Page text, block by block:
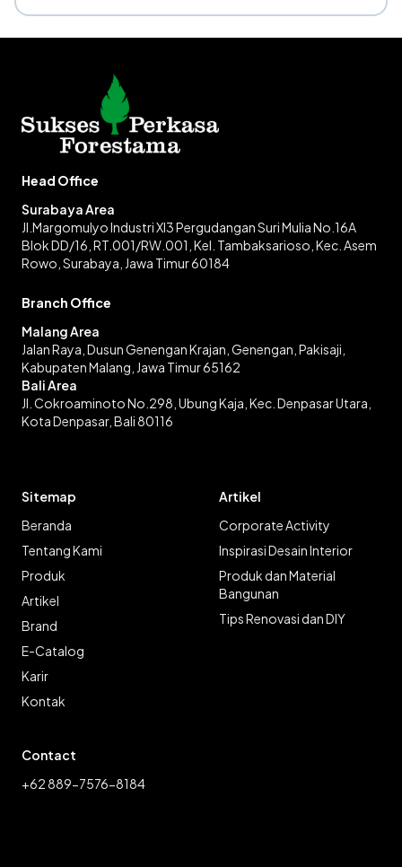
Head Office
Surabaya Area
Jl.Margomulyo Industri XI3 Pergudangan Suri Mulia No.16A
Blok DD/16, RT.001/RW.001, Kel. Tambaksarioso, Kec. Asem
Rowo, Surabaya, Jawa Timur 60184
Branch Office
Malang Area
Jalan Raya, Dusun Genengan Krajan, Genengan, Pakisaji,
Kabupaten Malang, Jawa Timur 65162
Bali Area
Jl. Cokroaminoto No.298, Ubung Kaja, Kec. Denpasar Utara,
Kota Denpasar, Bali 80116
Sitemap
Beranda
Tentang Kami
Produk
Artikel
Brand
E-Catalog
Karir
Kontak
Artikel
Corporate Activity
Inspirasi Desain Interior
Produk dan Material
Bangunan
Tips Renovasi dan DIY
Contact
+62 889-7576-8184